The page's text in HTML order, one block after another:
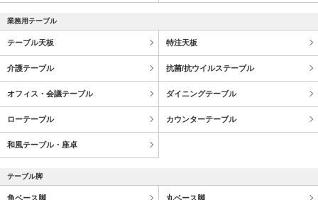
業務用テーブル
テーブル天板 特注天板
介護テーブル 抗菌/抗ウイルステーブル
オフィス・会議テーブル ダイニングテーブル
ローテーブル カウンターテーブル
和風テーブル・座卓
テーブル脚
角ベース脚 丸ベース脚